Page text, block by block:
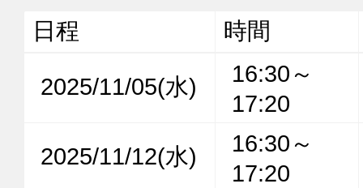
日程 時間
2025/11/05(水)
16:30～
17:20
2025/11/12(水)
16:30～
17:20